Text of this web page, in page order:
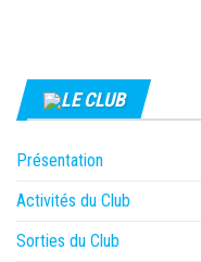
LE CLUB
Présentation
Activités du Club
Sorties du Club